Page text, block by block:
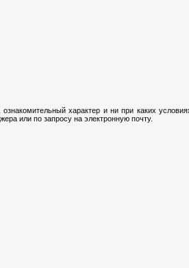
характер и ни при каких
или по запросу на электронную почту.